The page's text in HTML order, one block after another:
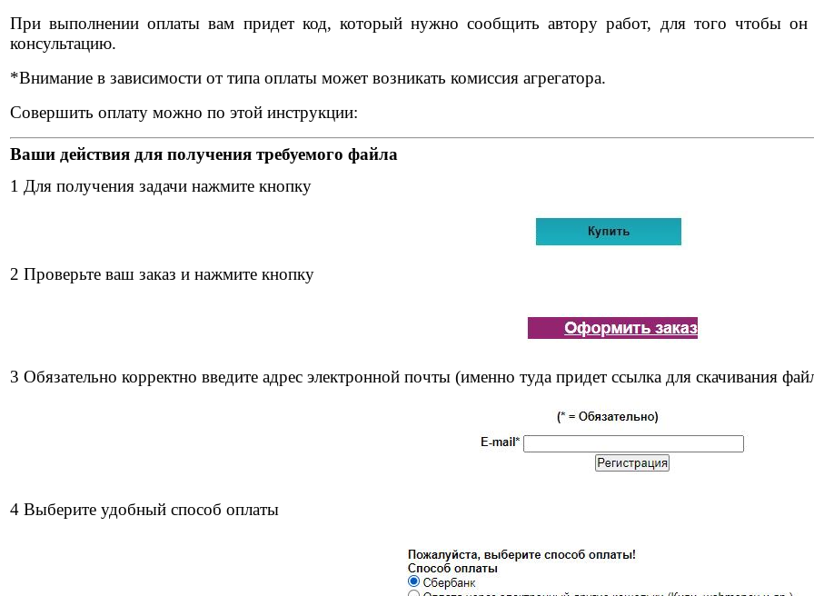
При выполнении оплаты вам придет код, который нужно сообщить автору работ, для того чтобы
консультацию.
*Внимание в зависимости от типа оплаты может возникать комиссия агрегатора.
Совершить оплату можно по этой инструкции:
Ваши действия для получения требуемого файла
1 Для получения задачи нажмите кнопку
2 Проверьте ваш заказ и нажмите кнопку
3 Обязательно корректно введите адрес электронной почты (именно туда придет ссылка для скачивания
4 Выберите удобный способ оплаты